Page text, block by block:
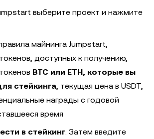
выберите проект и нажмите
майнинга Jumpstart,
доступных к получению,
BTC или ETH, которые вы
стейкинга , текущая цена в USDT,
награды с годовой
время
в стейкинг . Затем введите